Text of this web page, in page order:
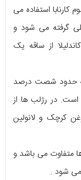
کارنابا استفاده می
گرفته می شود و
از ساقه یک
حدود شصت درصد
در رژلب ها از
کرچک و لانولین
متفاوت می باشد و
شود .